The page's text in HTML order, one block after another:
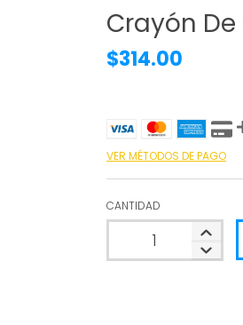
Crayón
$314.00
VER MÉTODOS DE PAGO
CANTIDAD